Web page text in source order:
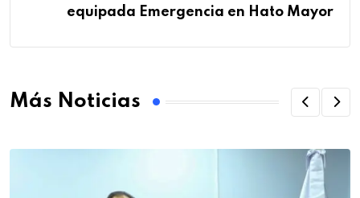
equipada Emergencia en Hato Mayor
Más Noticias